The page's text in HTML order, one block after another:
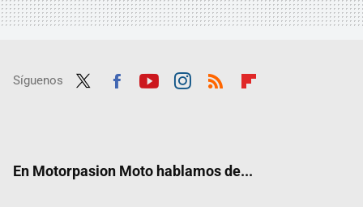
Síguenos
En Motorpasion Moto hablamos de...